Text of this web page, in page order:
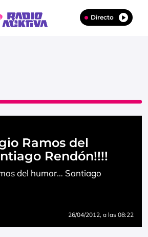
Directo
Ramos del
Rendón!!!!
del humor… Santiago
26/04/2012, a las 08:22